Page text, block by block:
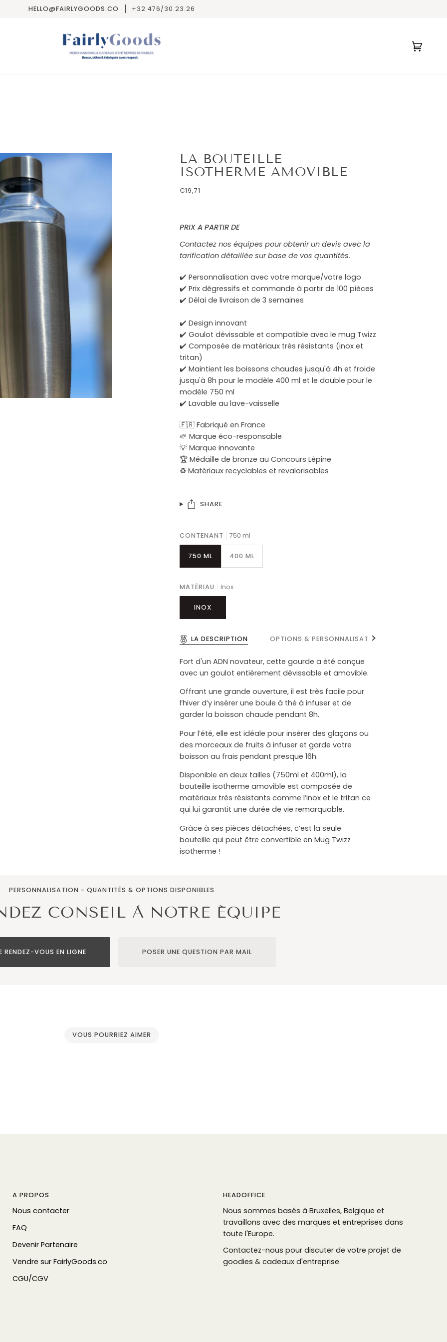
HELLO@FAIRLYGOODS.CO +32 476/30.23.26
Panier
(0)
LA BOUTEILLE
ISOTHERME AMOVIBLE
€19,71
PRIX A PARTIR DE
Contactez nos équipes pour obtenir un devis avec la
tarification détaillée sur base de vos quantités.
✔️ Personnalisation avec votre marque/votre logo
✔️ Prix dégressifs et commande à partir de 100 pièces
✔️ Délai de livraison de 3 semaines
✔️ Design innovant
✔️ Goulot dévissable et compatible avec le mug Twizz
✔️ Composée de matériaux très résistants (inox et
tritan)
✔️ Maintient les boissons chaudes jusqu'à 4h et froide
jusqu'à 8h pour le modèle 400 ml et le double pour le
modèle 750 ml
✔️ Lavable au lave-vaisselle
🇫🇷 Fabriqué en France
🌱 Marque éco-responsable
💡 Marque innovante
🏆 Médaille de bronze au Concours Lépine
♻️ Matériaux recyclables et revalorisables
SHARE
CONTENANT 750 ml
750 ML 400 ML
MATÉRIAU Inox
INOX
LA DESCRIPTION OPTIONS & PERSONNALISATIONVoir tout
Fort d'un ADN novateur, cette gourde a été conçue
avec un goulot entièrement dévissable et amovible.
Offrant une grande ouverture, il est très facile pour
l’hiver d’y insérer une boule à thé à infuser et de
garder la boisson chaude pendant 8h.
Pour l’été, elle est idéale pour insérer des glaçons ou
des morceaux de fruits à infuser et garde votre
boisson au frais pendant presque 16h.
Disponible en deux tailles (750ml et 400ml), la
bouteille isotherme amovible est composée de
matériaux très résistants comme l’inox et le tritan ce
qui lui garantit une durée de vie remarquable.
Grâce à ses pièces détachées, c’est la seule
bouteille qui peut être convertible en Mug Twizz
isotherme !
PERSONNALISATION - QUANTITÉS & OPTIONS DISPONIBLES
CONSEIL À NOTRE ÉQUIPE
RENDEZ-VOUS EN LIGNE POSER UNE QUESTION PAR MAIL
VOUS POURRIEZ AIMER
A PROPOS
Nous contacter
FAQ
Devenir Partenaire
Vendre sur FairlyGoods.co
CGU/CGV
HEADOFFICE
Nous sommes basés à Bruxelles, Belgique et
travaillons avec des marques et entreprises dans
toute l'Europe.
Contactez-nous pour discuter de votre projet de
goodies & cadeaux d'entreprise.